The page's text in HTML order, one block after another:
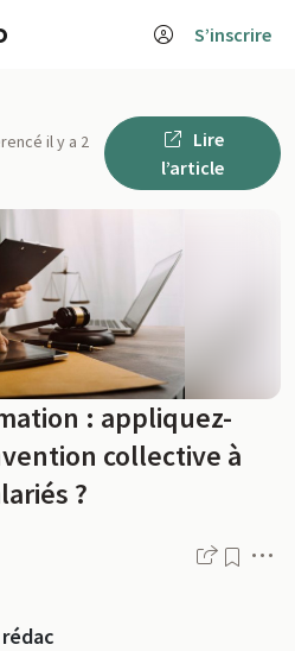
S’inscrire
il y a 2
Lire
l’article
: appliquez-
collective à
?